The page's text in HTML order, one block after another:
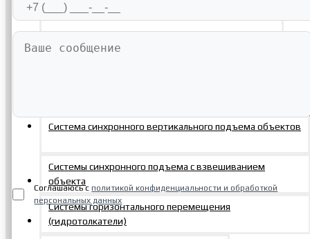
Система гидроподъемников СПВ420-300/250/150
Система контролируемого подъема резервуара
Система синхронного вертикального подъема объектов
Системы синхронного подъема с взвешиванием
объекта
Системы горизонтального перемещения
(гидротолкатели)
Соглашаюсь сполитикой конфиденциальности и обработкой
персональных данных